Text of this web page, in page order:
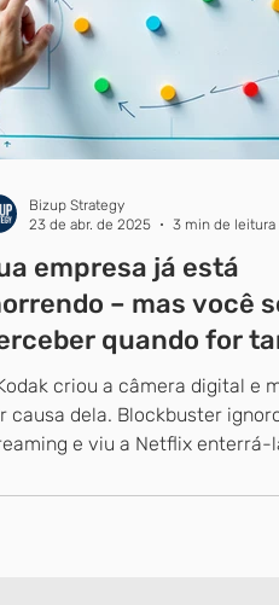
empresa já está
– mas você
quando for
criou a câmera digital e
causa dela. Blockbuster
e viu a Netflix enterrá-
Bizup Strategy
23 de abr. de 2025
3 min de leitura